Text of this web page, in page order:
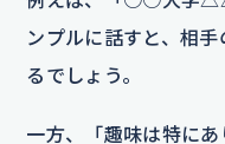
ンプルに話すと、相
るでしょう。
一方、「趣味は特に